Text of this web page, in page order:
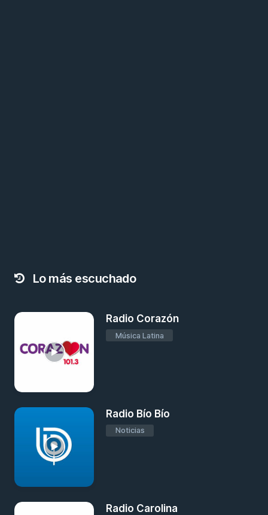
Lo más escuchado
Radio Corazón
Música Latina
Radio Bío Bío
Noticias
Radio Carolina